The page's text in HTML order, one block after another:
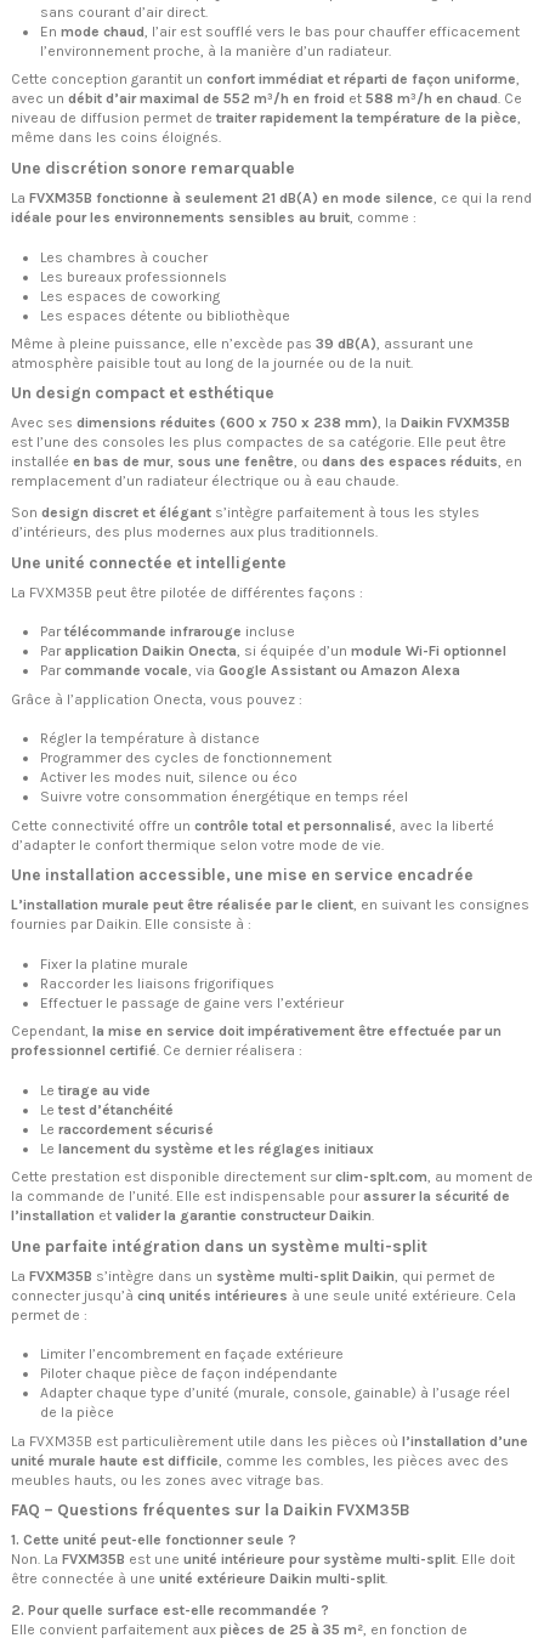
sans courant d’air direct.
En mode chaud, l’air est soufflé vers le bas pour chauffer efficacement
l’environnement proche, à la manière d’un radiateur.
Cette conception garantit un confort immédiat et réparti de façon uniforme,
avec un débit d’air maximal de 552 m³/h en froid et 588 m³/h en chaud. Ce
niveau de diffusion permet de traiter rapidement la température de la pièce,
même dans les coins éloignés.
Une discrétion sonore remarquable
La FVXM35B fonctionne à seulement 21 dB(A) en mode silence, ce qui la rend
idéale pour les environnements sensibles au bruit, comme :
Les chambres à coucher
Les bureaux professionnels
Les espaces de coworking
Les espaces détente ou bibliothèque
Même à pleine puissance, elle n’excède pas 39 dB(A), assurant une
atmosphère paisible tout au long de la journée ou de la nuit.
Un design compact et esthétique
Avec ses dimensions réduites (600 x 750 x 238 mm), la Daikin FVXM35B
est l’une des consoles les plus compactes de sa catégorie. Elle peut être
installée en bas de mur, sous une fenêtre, ou dans des espaces réduits, en
remplacement d’un radiateur électrique ou à eau chaude.
Son design discret et élégant s’intègre parfaitement à tous les styles
d’intérieurs, des plus modernes aux plus traditionnels.
Une unité connectée et intelligente
La FVXM35B peut être pilotée de différentes façons :
Par télécommande infrarouge incluse
Par application Daikin Onecta, si équipée d’un module Wi-Fi optionnel
Par commande vocale, via Google Assistant ou Amazon Alexa
Grâce à l’application Onecta, vous pouvez :
Régler la température à distance
Programmer des cycles de fonctionnement
Activer les modes nuit, silence ou éco
Suivre votre consommation énergétique en temps réel
Cette connectivité offre un contrôle total et personnalisé , avec la liberté
d’adapter le confort thermique selon votre mode de vie.
Une installation accessible, une mise en service encadrée
L’installation murale peut être réalisée par le client, en suivant les consignes
fournies par Daikin. Elle consiste à :
Fixer la platine murale
Raccorder les liaisons frigorifiques
Effectuer le passage de gaine vers l’extérieur
Cependant, la mise en service doit impérativement être effectuée par un
professionnel certifié. Ce dernier réalisera :
Le tirage au vide
Le test d’étanchéité
Le raccordement sécurisé
Le lancement du système et les réglages initiaux
Cette prestation est disponible directement sur clim-splt.com, au moment de
la commande de l’unité. Elle est indispensable pour assurer la sécurité de
l’installation et valider la garantie constructeur Daikin.
Une parfaite intégration dans un système multi-split
La FVXM35B s’intègre dans un système multi-split Daikin , qui permet de
connecter jusqu’à cinq unités intérieures à une seule unité extérieure. Cela
permet de :
Limiter l’encombrement en façade extérieure
Piloter chaque pièce de façon indépendante
Adapter chaque type d’unité (murale, console, gainable) à l’usage réel
de la pièce
La FVXM35B est particulièrement utile dans les pièces où l’installation d’une
unité murale haute est difficile , comme les combles, les pièces avec des
meubles hauts, ou les zones avec vitrage bas.
FAQ – Questions fréquentes sur la Daikin FVXM35B
1. Cette unité peut-elle fonctionner seule ?
Non. La FVXM35B est une unité intérieure pour système multi-split. Elle doit
être connectée à une unité extérieure Daikin multi-split.
2. Pour quelle surface est-elle recommandée ?
Elle convient parfaitement aux pièces de 25 à 35 m², en fonction de